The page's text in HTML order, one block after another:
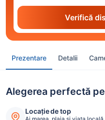
Verifică
Prezentare Detalii
Alegerea perfectă
Locație de top